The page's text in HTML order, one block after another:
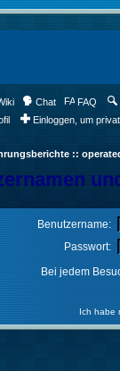
Chat FAQ
Einloggen, um
::
Benutzername:
Passwort:
Bei jedem
Ich habe